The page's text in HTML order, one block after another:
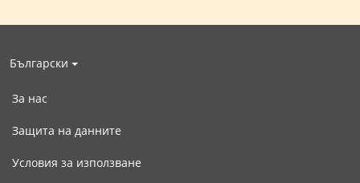
Български
За нас
Защита на данните
Условия за използване